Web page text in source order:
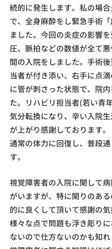
続的に発生します。私の場
で、全身麻酔をし緊急手術
ました。今回の炎症の影響
圧、脈拍などの数値が全て
間の入院をしました。手術
当者が付き添い、右手に点
に管が刺さった状態で、院
た。リハビリ担当者(若い青
気分転換になり、辛い入院
が上がり感謝しております
通常の体力に回復し、普段
す。
視覚障害者の入院に関して
がいますが、特に関りのあ
的に良くして頂いて感謝の気
様々な点で問題も浮き彫り
ないので仕方ないのかも知